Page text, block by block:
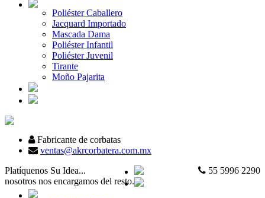
Poliéster Caballero
Jacquard Importado
Mascada Dama
Poliéster Infantil
Poliéster Juvenil
Tirante
Moño Pajarita
Fabricante de corbatas
ventas@akrcorbatera.com.mx
55 5996 2290
Platíquenos Su Idea...
nosotros nos encargamos del resto.